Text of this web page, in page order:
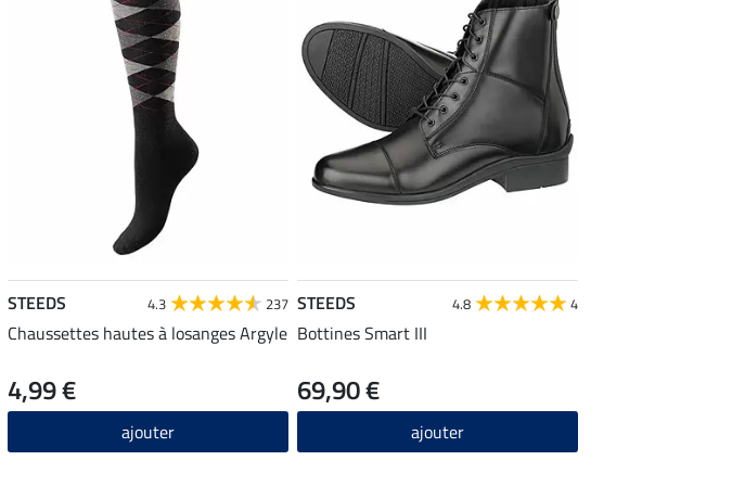
STEEDS 4.3 237
Chaussettes hautes à losanges Argyle
4,99 €
ajouter
STEEDS 4.8 4
Bottines Smart III
69,90 €
ajouter